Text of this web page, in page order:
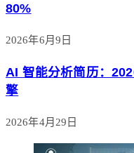
80%
2026年6月9日
AI 智能分析简历：
擎
2026年4月29日